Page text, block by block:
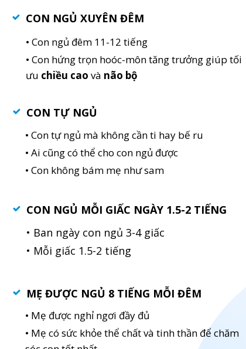
MẸ ĐƯỢC NGỦ 8 TIẾNG MỖI ĐÊM
• Mẹ được nghỉ ngơi đầy đủ
• Mẹ có sức khỏe thể chất và tinh thần để chăm
CON TỰ NGỦ
• Con tự ngủ mà không cần ti hay bế ru
• Ai cũng có thể cho con ngủ được
• Con không bám mẹ như sam
CON NGỦ MỖI GIẤC NGÀY 1.5-2 TIẾNG
• Ban ngày con ngủ 3-4 giấc
• Mỗi giấc 1.5-2 tiếng
• Con ngủ đêm 11-12 tiếng
• Con hứng trọn hoóc-môn tăng trưởng giúp tối
ưu chiều cao và não bộ
CON NGỦ XUYÊN ĐÊM